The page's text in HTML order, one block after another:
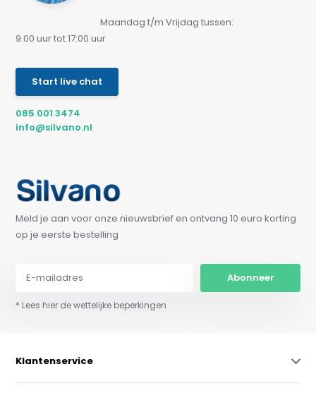
Maandag t/m Vrijdag tussen:
9:00 uur tot 17:00 uur
Start live chat
085 001 3474
info@silvano.nl
Meld je aan voor onze nieuwsbrief en ontvang 10 euro korting
op je eerste bestelling
Abonneer
* Lees hier de wettelijke beperkingen
Klantenservice